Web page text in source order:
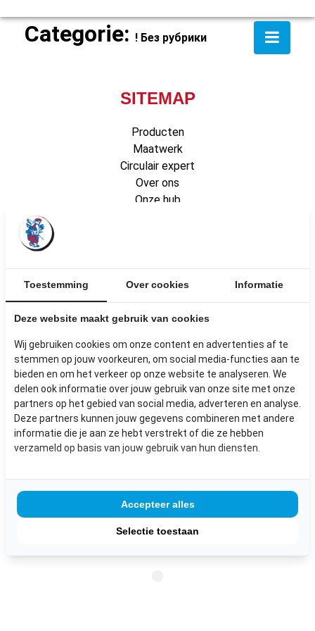
Categorie: ! Без рубрики
SITEMAP
Producten
Maatwerk
Circulair expert
Over ons
Onze hub
Contact
FAQ
Algemene voorwaarden
VOLG ONS VOOR NOG MEER
INSPIRATIE
Toestemming Over cookies Informatie
Deze website maakt gebruik van cookies
Wij gebruiken cookies om onze content en advertenties af te
stemmen op jouw voorkeuren, om social media-functies aan te
bieden en om het verkeer op onze website te analyseren. We
delen ook informatie over jouw gebruik van onze site met onze
partners op het gebied van social media, adverteren en analyse.
Deze partners kunnen jouw gegevens combineren met andere
informatie die je aan ze hebt verstrekt of die ze hebben
verzameld op basis van jouw gebruik van hun diensten.
Selectie toestaan
Accepteer alles